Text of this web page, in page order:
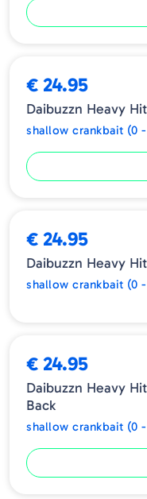
€ 24.95
Daibuzzn Heavy
shallow crankbait (0
€ 24.95
Daibuzzn Heavy
shallow crankbait (0
€ 24.95
Daibuzzn Heavy
Back
shallow crankbait (0